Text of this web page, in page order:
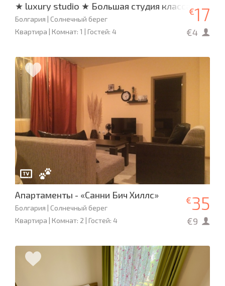
★ luxury studio ★ Большая студия класса Люкc
Болгария | Солнечный берег
Квартира | Комнат: 1 | Гостей: 4
€17
€4
Апартаменты - «Санни Бич Хиллс»
Болгария | Солнечный берег
Квартира | Комнат: 2 | Гостей: 4
€35
€9